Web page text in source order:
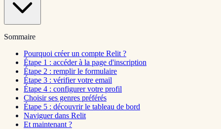
Sommaire
Pourquoi créer un compte Relit ?
Étape 1 : accéder à la page d'inscription
Étape 2 : remplir le formulaire
Étape 3 : vérifier votre email
Étape 4 : configurer votre profil
Choisir ses genres préférés
Étape 5 : découvrir le tableau de bord
Naviguer dans Relit
Et maintenant ?